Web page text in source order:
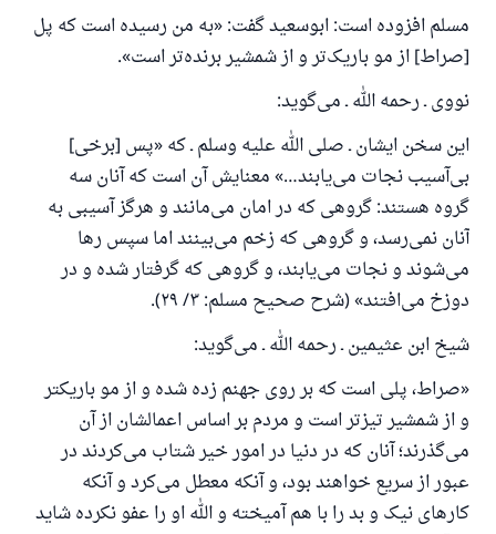
مسلم افزوده است: ابوسعید گفت: «به من رسیده است که پل
[صراط] از مو باریک‌تر و از شمشیر برنده‌تر است».
نووی ـ رحمه الله ـ می‌گوید:
این سخن ایشان ـ صلی الله علیه وسلم ـ که «پس [برخی]
بی‌آسیب نجات می‌یابند…» معنایش آن است که آنان سه
گروه هستند: گروهی که در امان می‌مانند و هرگز آسیبی به
آنان نمی‌رسد، و گروهی که زخم می‌بینند اما سپس رها
می‌شوند و نجات می‌یابند، و گروهی که گرفتار شده و در
دوزخ می‌افتند» (شرح صحیح مسلم: ۳/ ۲۹).
شیخ ابن عثیمین ـ رحمه الله ـ می‌گوید:
«صراط، پلی است که بر روی جهنم زده شده و از مو باریکتر
و از شمشیر تیزتر است و مردم بر اساس اعمالشان از آن
می‌گذرند؛ آنان که در دنیا در امور خیر شتاب می‌کردند در
عبور از سریع خواهند بود، و آنکه معطل می‌کرد و آنکه
کارهای نیک و بد را با هم آمیخته و الله او را عفو نکرده شاید
پاسخ شمارهٔ ۱۱۰۸۴۵ یک زندگی زناشویی
را نجات داد.
یاری می‌دهد.
رسول الله صلی الله علیه وسلم می‌فرماید
آنکه به سوی خیری راهنمایی کند مانند پاداش انجام
دهنده‌اش را خواهد داشت
(مسلم: ۱۸۹۳)